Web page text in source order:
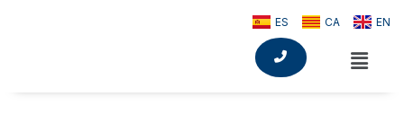
ES CA EN